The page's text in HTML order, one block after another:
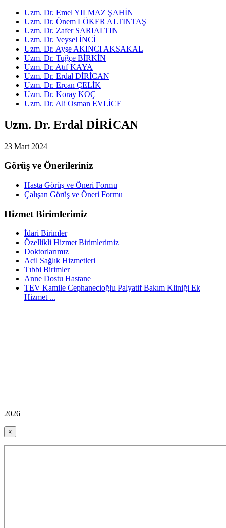
Uzm. Dr. Emel YILMAZ ŞAHİN
Uzm. Dr. Önem LÖKER ALTINTAŞ
Uzm. Dr. Zafer SARIALTIN
Uzm. Dr. Veysel İNCİ
Uzm. Dr. Ayşe AKINCI AKSAKAL
Uzm. Dr. Tuğçe BİRKİN
Uzm. Dr. Atıf KAYA
Uzm. Dr. Erdal DİRİCAN
Uzm. Dr. Ercan ÇELİK
Uzm. Dr. Koray KOÇ
Uzm. Dr. Ali Osman EVLİCE
Uzm. Dr. Erdal DİRİCAN
23 Mart 2024
Görüş ve Önerileriniz
Hasta Görüş ve Öneri Formu
Çalışan Görüş ve Öneri Formu
Hizmet Birimlerimiz
İdari Birimler
Özellikli Hizmet Birimlerimiz
Doktorlarımız
Acil Sağlık Hizmetleri
Tıbbi Birimler
Anne Dostu Hastane
TEV Kamile Cephanecioğlu Palyatif Bakım Kliniği Ek
Hizmet ...
2026
×